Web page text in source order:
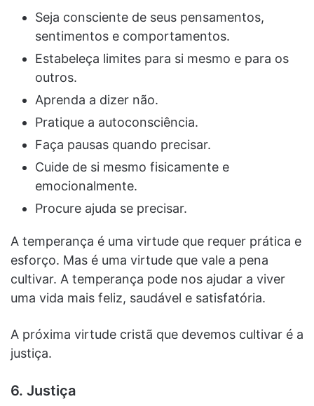
Seja consciente de seus pensamentos,
sentimentos e comportamentos.
Estabeleça limites para si mesmo e para os
outros.
Aprenda a dizer não.
Pratique a autoconsciência.
Faça pausas quando precisar.
Cuide de si mesmo fisicamente e
emocionalmente.
Procure ajuda se precisar.
A temperança é uma virtude que requer prática e
esforço. Mas é uma virtude que vale a pena
cultivar. A temperança pode nos ajudar a viver
uma vida mais feliz, saudável e satisfatória.
A próxima virtude cristã que devemos cultivar é a
justiça.
6. Justiça